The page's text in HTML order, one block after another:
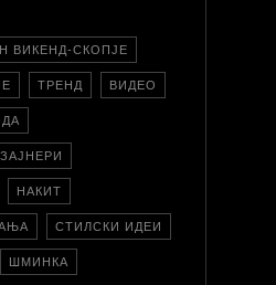
ВИКЕНД-СКОПЈЕ
ТРЕНД ВИДЕО
НАКИТ
СТИЛСКИ ИДЕИ
ШМИНКА